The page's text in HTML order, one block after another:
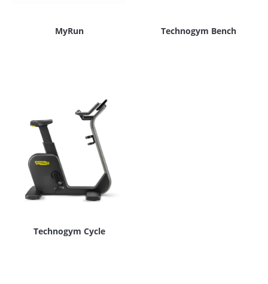
MyRun Technogym Bench
Technogym Cycle